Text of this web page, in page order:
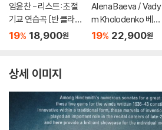
임윤찬 - 리스트: 초절
기교 연습곡 [반 클라이
번 콩쿠르 실황 녹음]
19% 18,900원
Alena Baeva / Vady
m Kholodenko 베토
벤: 바이올린 소나타 5
3)
19% 22,900원
상세 이미지